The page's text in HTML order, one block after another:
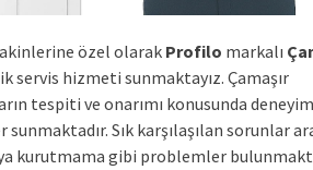
özel olarak Profilo markalı
servis hizmeti sunmaktayız. Çamaşır
tespiti ve onarımı konusunda
Sık karşılaşılan sorunlar
kurutmama gibi problemler